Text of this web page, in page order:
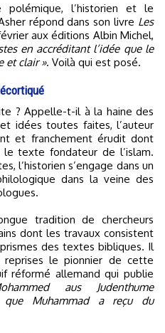
l’historien et le
répond dans son livre Les
aux éditions Albin Michel,
en accréditant l’idée que le
et clair ». Voilà qui est posé.
idées toutes faites, l’auteur
et franchement érudit dont
texte fondateur de l’islam.
l’historien s’engage dans un
dans la veine des
tradition de chercheurs
dont les travaux consistent
des textes bibliques. Il
le pionnier de cette
réformé allemand qui publie
aus Judenthume
que Muhammad a reçu du